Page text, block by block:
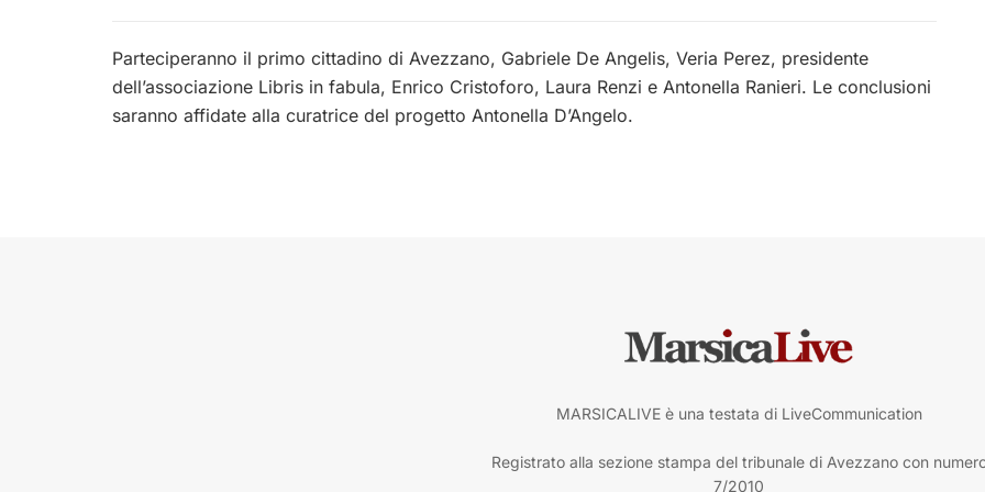
Parteciperanno il primo cittadino di Avezzano, Gabriele De Angelis, Veria Perez, presidente
dell’associazione Libris in fabula, Enrico Cristoforo, Laura Renzi e Antonella Ranieri. Le conclusioni
saranno affidate alla curatrice del progetto Antonella D’Angelo.
MARSICALIVE è una testata di LiveCommunication
Registrato alla sezione stampa del tribunale di Avezzano con
7/2010